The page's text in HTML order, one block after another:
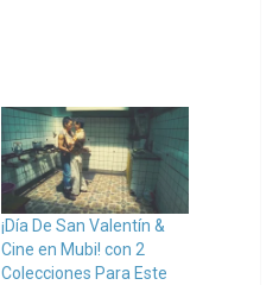
¡Día De San Valentín &
Cine en Mubi! con 2
Colecciones Para Este